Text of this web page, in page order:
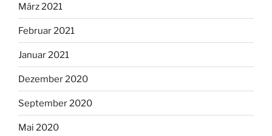
März 2021
Februar 2021
Januar 2021
Dezember 2020
September 2020
Mai 2020